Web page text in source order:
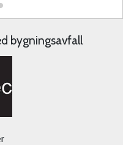
bygningsavfall